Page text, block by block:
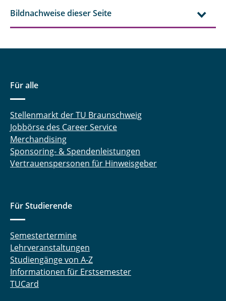
Bildnachweise dieser Seite
Für alle
Stellenmarkt der TU Braunschweig
Jobbörse des Career Service
Merchandising
Sponsoring- & Spendenleistungen
Vertrauenspersonen für Hinweisgeber
Für Studierende
Semestertermine
Lehrveranstaltungen
Studiengänge von A-Z
Informationen für Erstsemester
TUCard